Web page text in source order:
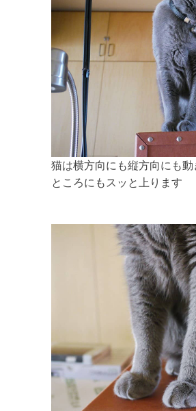
猫は横方向にも縦方向にも
ところにもスッと上ります